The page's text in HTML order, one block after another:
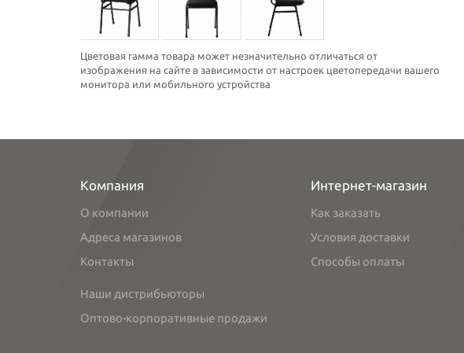
Цветовая гамма товара может незначительно отличаться от
изображения на сайте в зависимости от настроек цветопередачи вашего
монитора или мобильного устройства
Компания
О компании
Адреса магазинов
Контакты
Наши дистрибьюторы
Оптово-корпоративные продажи
Интернет-магазин
Как заказать
Условия доставки
Способы оплаты